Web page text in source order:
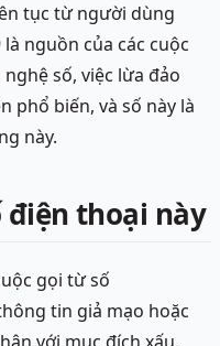
tục từ người dùng
nguồn của các cuộc
số, việc lừa đảo
phổ biến, và số này là
này.
điện thoại này
gọi từ số
tin giả mạo hoặc